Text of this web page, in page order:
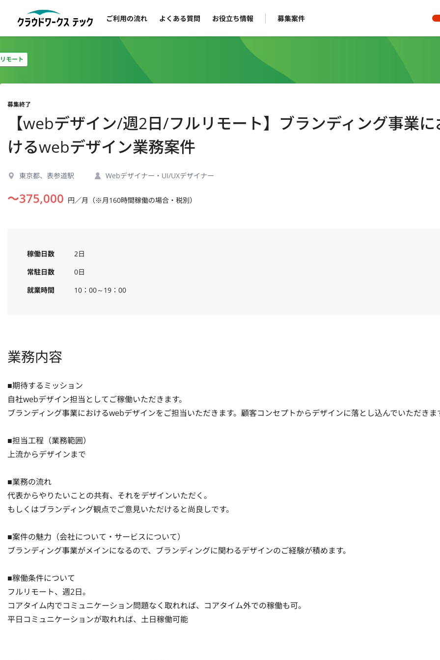
ご利用の流れ よくある質問 お役立ち情報 募集案件
モート
募集終了
【webデザイン/週2日/フルリモート】ブランディング事業に
けるwebデザイン業務案件
東京都、表参道駅 Webデザイナー・UI/UXデザイナー
〜375,000 円／月（※月160時間稼働の場合・税別）
稼働日数
2日
常駐日数
0日
就業時間
10：00～19：00
業務内容
■期待するミッション
自社webデザイン担当としてご稼働いただきます。
ブランディング事業におけるwebデザインをご担当いただきます。顧客コンセプトからデザインに落とし込んでいただきま
■担当工程（業務範囲）
上流からデザインまで
■業務の流れ
代表からやりたいことの共有、それをデザインいただく。
もしくはブランディング観点でご意見いただけると尚良しです。
■案件の魅力（会社について・サービスについて）
ブランディング事業がメインになるので、ブランディングに関わるデザインのご経験が積めます。
■稼働条件について
フルリモート、週2日。
コアタイム内でコミュニケーション問題なく取れれば、コアタイム外での稼働も可。
平日コミュニケーションが取れれば、土日稼働可能